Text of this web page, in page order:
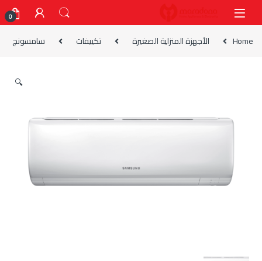
Skip to navigation
Skip to content
0
Home الأجهزة المنزلية الصغيرة تكييفات سامسونج
🔍